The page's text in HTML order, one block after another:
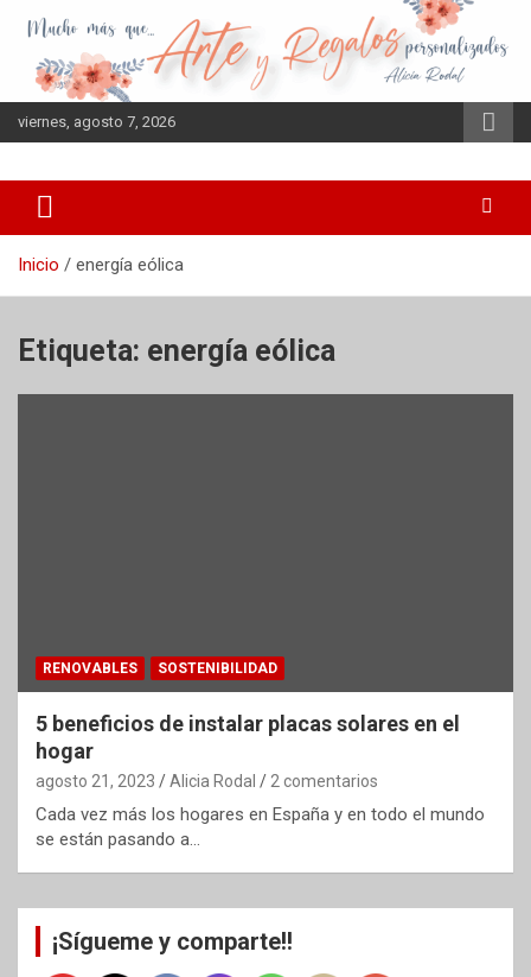
contenido
viernes, agosto 7, 2026
Inicio energía eólica
Etiqueta: energía eólica
RENOVABLES SOSTENIBILIDAD
5 beneficios de instalar placas solares en el
hogar
agosto 21, 2023 Alicia Rodal 2 comentarios
Cada vez más los hogares en España y en todo el mundo
se están pasando a…
¡Sígueme y comparte!!